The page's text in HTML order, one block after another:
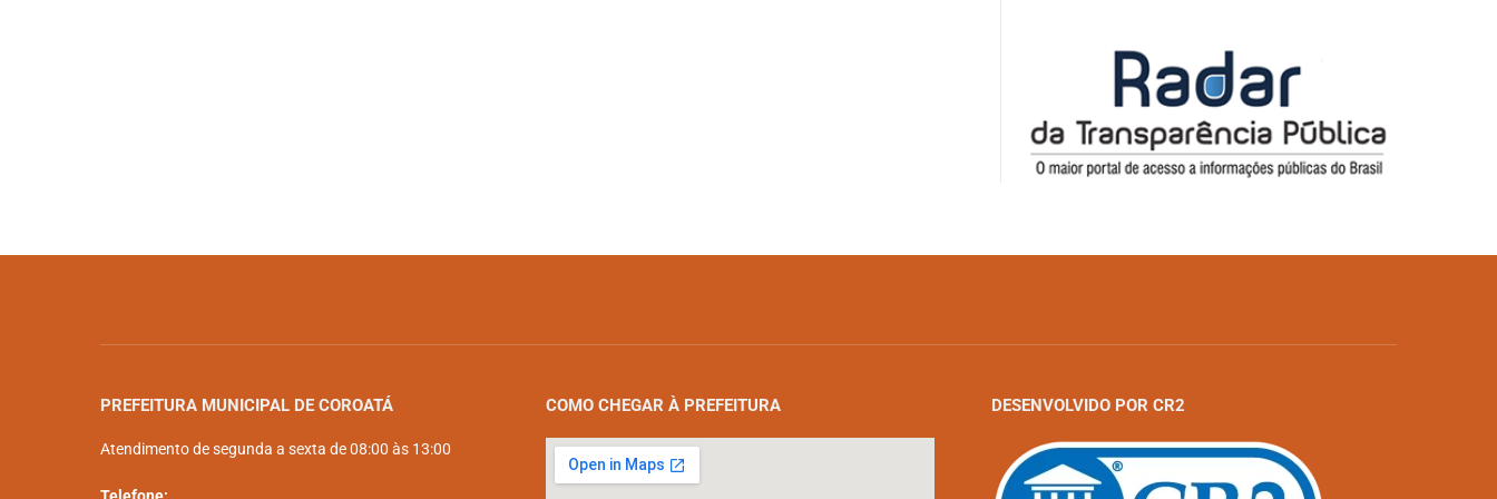
PREFEITURA MUNICIPAL DE COROATÁ
Atendimento de segunda a sexta de 08:00 às 13:00
COMO CHEGAR À PREFEITURA DESENVOLVIDO POR CR2